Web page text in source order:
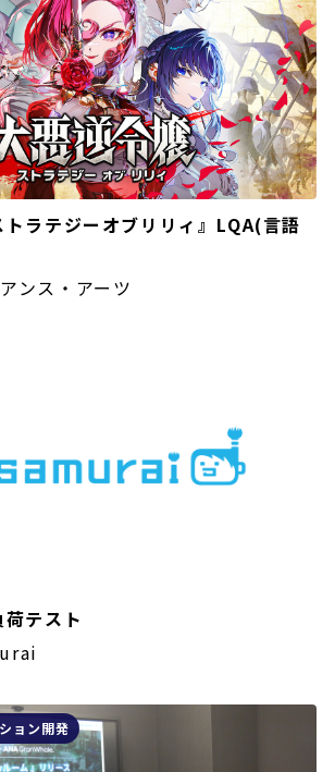
トラテジーオブリリィ』LQA(言語
ンス・アーツ
テスト
ョン開発